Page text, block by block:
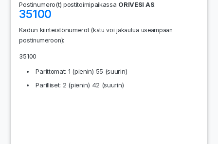
Postinumero(t) postitoimipaikassa ORIVESI AS:
35100
Kadun kiinteistönumerot(katu voi jakautua useampaan
postinumeroon):
35100
Parittomat: 1 (pienin) 55 (suurin)
Parilliset: 2 (pienin) 42 (suurin)